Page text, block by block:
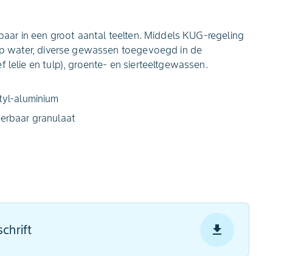
in een groot aantal teelten. Middels KUG-regeling
water, diverse gewassen toegevoegd in de
lelie en tulp), groente- en sierteeltgewassen.
aluminium
granulaat